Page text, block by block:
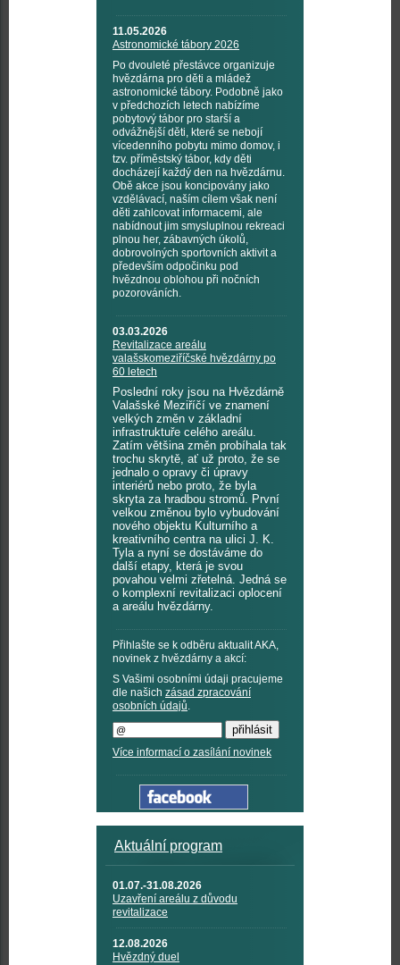
11.05.2026
Astronomické tábory 2026
Po dvouleté přestávce organizuje
hvězdárna pro děti a mládež
astronomické tábory. Podobně jako
v předchozích letech nabízíme
pobytový tábor pro starší a
odvážnější děti, které se nebojí
vícedenního pobytu mimo domov, i
tzv. příměstský tábor, kdy děti
docházejí každý den na hvězdárnu.
Obě akce jsou koncipovány jako
vzdělávací, naším cílem však není
děti zahlcovat informacemi, ale
nabídnout jim smysluplnou rekreaci
plnou her, zábavných úkolů,
dobrovolných sportovních aktivit a
především odpočinku pod
hvězdnou oblohou při nočních
pozorováních.
03.03.2026
Revitalizace areálu
valašskomeziříčské hvězdárny po
60 letech
Poslední roky jsou na Hvězdárně
Valašské Meziříčí ve znamení
velkých změn v základní
infrastruktuře celého areálu.
Zatím většina změn probíhala tak
trochu skrytě, ať už proto, že se
jednalo o opravy či úpravy
interiérů nebo proto, že byla
skryta za hradbou stromů. První
velkou změnou bylo vybudování
nového objektu Kulturního a
kreativního centra na ulici J. K.
Tyla a nyní se dostáváme do
další etapy, která je svou
povahou velmi zřetelná. Jedná se
o komplexní revitalizaci oplocení
a areálu hvězdárny.
Přihlašte se k odběru aktualit AKA,
novinek z hvězdárny a akcí:
S Vašimi osobními údaji pracujeme
dle našich zásad zpracování
osobních údajů.
Více informací o zasílání novinek
Aktuální program
01.07.-31.08.2026
Uzavření areálu z důvodu
revitalizace
12.08.2026
Hvězdný duel